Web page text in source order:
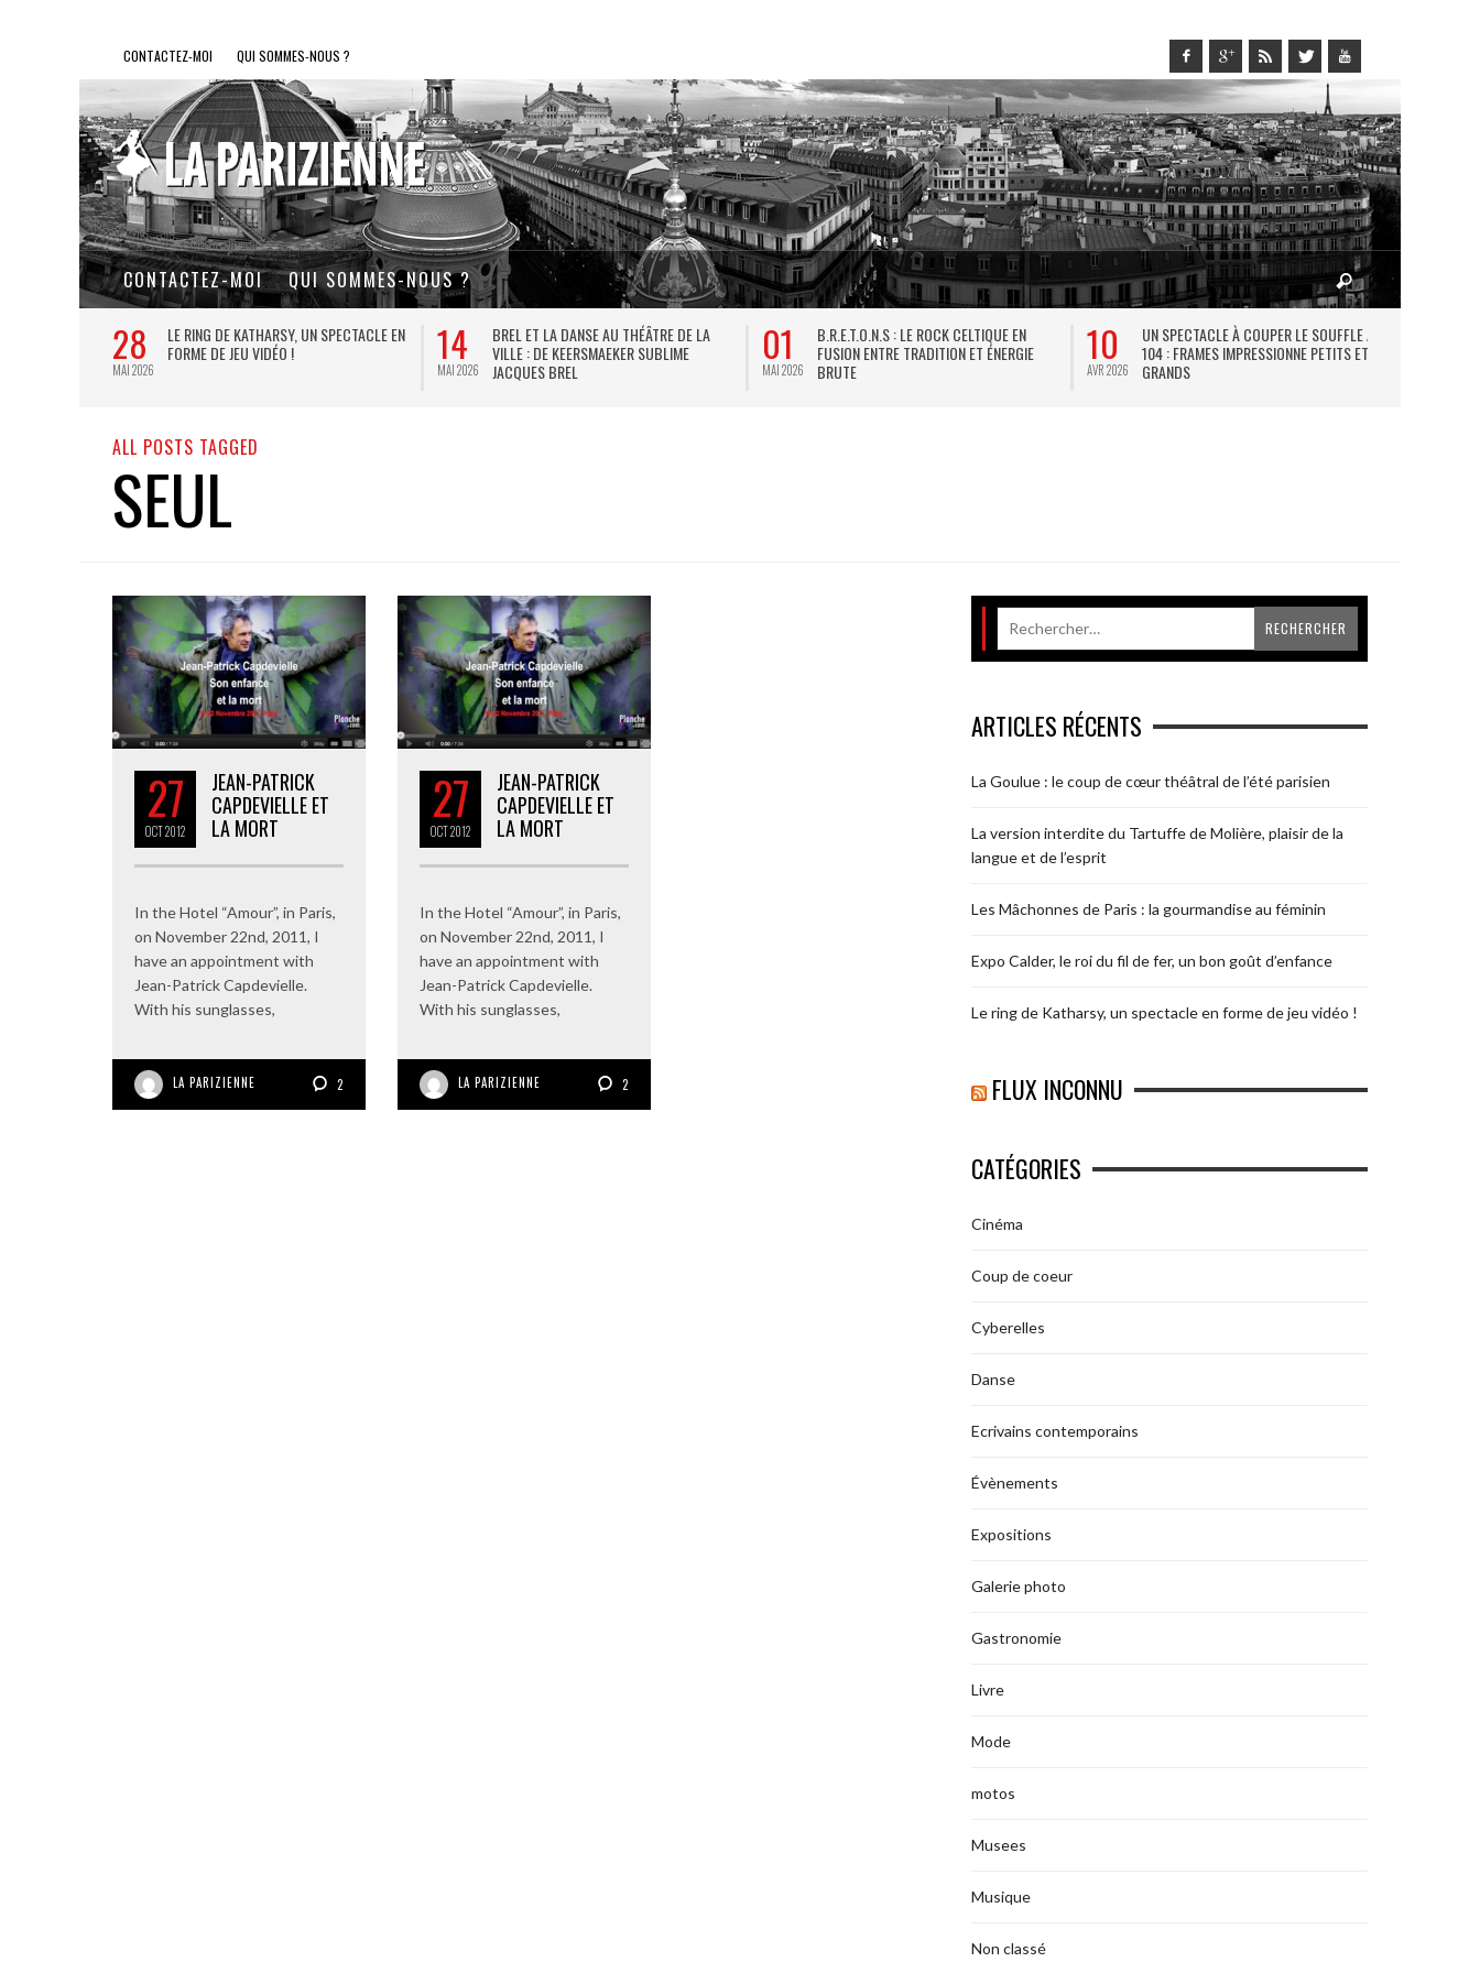
CONTACTEZ-MOI QUI SOMMES-NOUS ?
CONTACTEZ-MOI QUI SOMMES-NOUS ?
28
MAI 2026
LE RING DE KATHARSY, UN SPECTACLE EN
FORME DE JEU VIDÉO !
14
MAI 2026
BREL ET LA DANSE AU THÉÂTRE DE LA
VILLE : DE KEERSMAEKER SUBLIME
JACQUES BREL
01
MAI 2026
B.R.E.T.O.N.S : LE ROCK CELTIQUE EN
FUSION ENTRE TRADITION ET ÉNERGIE
BRUTE
10
AVR 2026
UN SPECTACLE À COUPER LE SOUFFLE AU
104 : FRAMES IMPRESSIONNE PETITS ET
GRANDS
ALL POSTS TAGGED
SEUL
27
OCT2012
JEAN-PATRICK
CAPDEVIELLE ET
LA MORT
In the Hotel “Amour”, in Paris,
on November 22nd, 2011, I
have an appointment with
Jean-Patrick Capdevielle.
With his sunglasses,
LA PARIZIENNE 2
27
OCT2012
JEAN-PATRICK
CAPDEVIELLE ET
LA MORT
In the Hotel “Amour”, in Paris,
on November 22nd, 2011, I
have an appointment with
Jean-Patrick Capdevielle.
With his sunglasses,
LA PARIZIENNE 2
ARTICLES RÉCENTS
La Goulue : le coup de cœur théâtral de l’été parisien
La version interdite du Tartuffe de Molière, plaisir de la
langue et de l’esprit
Les Mâchonnes de Paris : la gourmandise au féminin
Expo Calder, le roi du fil de fer, un bon goût d’enfance
Le ring de Katharsy, un spectacle en forme de jeu vidéo !
FLUX INCONNU
CATÉGORIES
Cinéma
Coup de coeur
Cyberelles
Danse
Ecrivains contemporains
Évènements
Expositions
Galerie photo
Gastronomie
Livre
Mode
motos
Musees
Musique
Non classé